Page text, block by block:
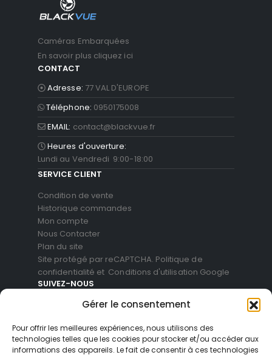
Gérer le consentement
Pour offrir les meilleures expériences, nous utilisons des
technologies telles que les cookies pour stocker et/ou accéder aux
informations des appareils. Le fait de consentir à ces technologies
Caméras Embarquées
En savoir plus cliquez ici
CONTACT
Adresse: 77 VAL D'EUROPE
Téléphone: 0950175008
EMAIL: contact@blackvue.fr
Heures d'ouverture:
Lundi au Vendredi 9:00-18:00
SERVICE CLIENT
Condition de vente
Historique commandes
Mon compte
Nous Contacter
Plan du site
Site protégé par reCAPTCHA. Politique de
confidentialité et Conditions d'utilisation Google
SUIVEZ-NOUS